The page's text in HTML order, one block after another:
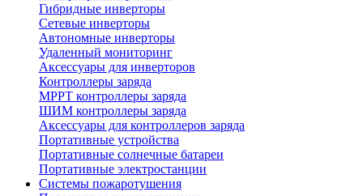
Гибридные инверторы
Сетевые инверторы
Автономные инверторы
Удаленный мониторинг
Аксессуары для инверторов
Контроллеры заряда
MPPT контроллеры заряда
ШИМ контроллеры заряда
Аксессуары для контроллеров заряда
Портативные устройства
Портативные солнечные батареи
Портативные электростанции
Системы пожаротушения